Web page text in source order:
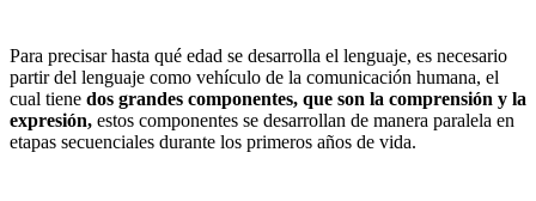
Para precisar hasta qué edad se desarrolla el lenguaje, es necesario
partir del lenguaje como vehículo de la comunicación humana, el
cual tiene dos grandes componentes, que son la comprensión y la
expresión, estos componentes se desarrollan de manera paralela en
etapas secuenciales durante los primeros años de vida.